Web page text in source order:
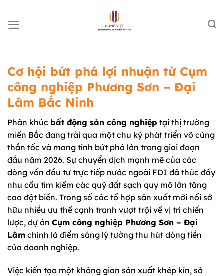
đến
nội
Cơ hội bứt phá lợi nhuận từ Cụm
công nghiệp Phương Sơn – Đại
Lâm Bắc Ninh
Phân khúc bất động sản công nghiệp tại thị trường
miền Bắc đang trải qua một chu kỳ phát triển vô cùng
thần tốc và mang tính bứt phá lớn trong giai đoạn
đầu năm 2026. Sự chuyển dịch mạnh mẽ của các
dòng vốn đầu tư trực tiếp nước ngoài FDI đã thúc đẩy
nhu cầu tìm kiếm các quỹ đất sạch quy mô lớn tăng
cao đột biến. Trong số các tổ hợp sản xuất mới nổi sở
hữu nhiều ưu thế cạnh tranh vượt trội về vị trí chiến
lược, dự án Cụm công nghiệp Phương Sơn – Đại
Lâm chính là điểm sáng lý tưởng thu hút dòng tiền
của doanh nghiệp.
Việc kiến tạo một không gian sản xuất khép kín, sở